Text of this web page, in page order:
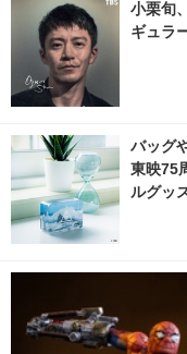
小栗旬
ギュラ
バッグ
東映75
ルグッ